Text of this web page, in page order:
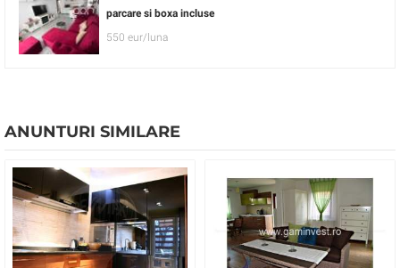
parcare si boxa incluse
550 eur/luna
ANUNTURI SIMILARE